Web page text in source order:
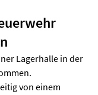
Lagerhalle in der
von einem